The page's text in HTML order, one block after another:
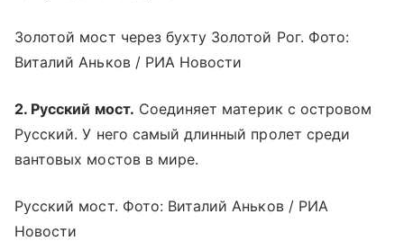
Золотой мост через бухту Золотой Рог. Фото:
Виталий Аньков / РИА Новости
2. Русский мост. Соединяет материк с островом
Русский. У него самый длинный пролет среди
вантовых мостов в мире.
Русский мост. Фото: Виталий Аньков / РИА
Новости